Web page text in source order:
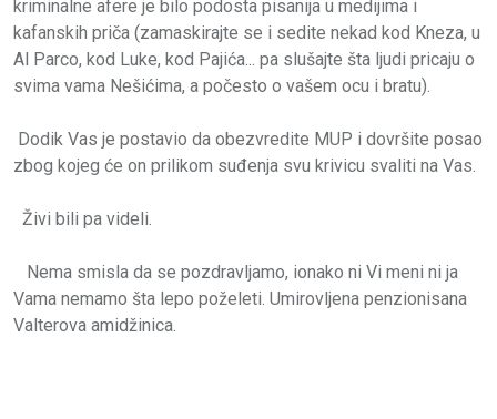
kriminalne afere je bilo podosta pisanija u medijima i
kafanskih priča (zamaskirajte se i sedite nekad kod Kneza, u
Al Parco, kod Luke, kod Pajića... pa slušajte šta ljudi pricaju o
svima vama Nešićima, a počesto o vašem ocu i bratu).
Dodik Vas je postavio da obezvredite MUP i dovršite posao
zbog kojeg će on prilikom suđenja svu krivicu svaliti na Vas.
Živi bili pa videli.
Nema smisla da se pozdravljamo, ionako ni Vi meni ni ja
Vama nemamo šta lepo poželeti. Umirovljena penzionisana
Valterova amidžinica.